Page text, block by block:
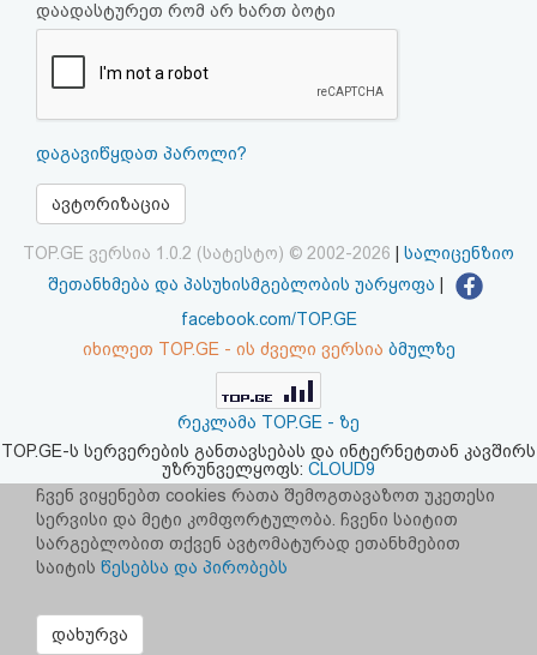
რეგისტრაცია
პაროლის
HTML
კოდი
შეთანხმება
პასუხისმგებლობის
უარყოფა
დაადასტურეთ რომ არ ხართ ბოტი
დაგავიწყდათ პაროლი?
ავტორიზაცია
TOP.GE ვერსია 1.0.2 (სატესტო) © 2002-2026
სალიცენზიო
შეთანხმება და პასუხისმგებლობის უარყოფა
facebook.com/TOP.GE
იხილეთ TOP.GE - ის ძველი ვერსია ბმულზე
რეკლამა TOP.GE - ზე
TOP.GE-ს სერვერების განთავსებას და ინტერნეტთან კავშირს
უზრუნველყოფს: CLOUD9
ჩვენ ვიყენებთ cookies რათა შემოგთავაზოთ უკეთესი
სერვისი და მეტი კომფორტულობა. ჩვენი საიტით
სარგებლობით თქვენ ავტომატურად ეთანხმებით
საიტის წესებსა და პირობებს
დახურვა